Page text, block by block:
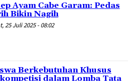
Ayam Cabe Garam: Pedas
Bikin Nagih
25 Juli 2025 - 08:02
Berkebutuhan Khusus
dalam Lomba Tata